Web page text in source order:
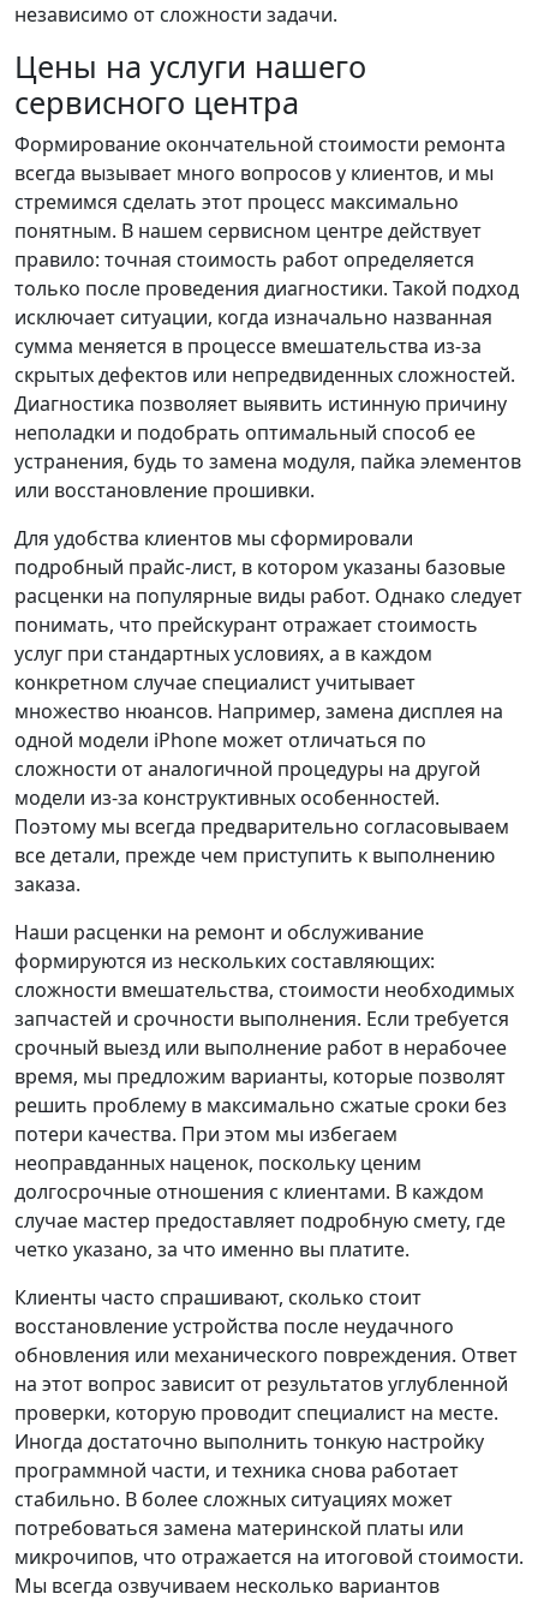
независимо от сложности задачи.
Цены на услуги нашего
сервисного центра
Формирование окончательной стоимости ремонта
всегда вызывает много вопросов у клиентов, и мы
стремимся сделать этот процесс максимально
понятным. В нашем сервисном центре действует
правило: точная стоимость работ определяется
только после проведения диагностики. Такой подход
исключает ситуации, когда изначально названная
сумма меняется в процессе вмешательства из-за
скрытых дефектов или непредвиденных сложностей.
Диагностика позволяет выявить истинную причину
неполадки и подобрать оптимальный способ ее
устранения, будь то замена модуля, пайка элементов
или восстановление прошивки.
Для удобства клиентов мы сформировали
подробный прайс-лист, в котором указаны базовые
расценки на популярные виды работ. Однако следует
понимать, что прейскурант отражает стоимость
услуг при стандартных условиях, а в каждом
конкретном случае специалист учитывает
множество нюансов. Например, замена дисплея на
одной модели iPhone может отличаться по
сложности от аналогичной процедуры на другой
модели из-за конструктивных особенностей.
Поэтому мы всегда предварительно согласовываем
все детали, прежде чем приступить к выполнению
заказа.
Наши расценки на ремонт и обслуживание
формируются из нескольких составляющих:
сложности вмешательства, стоимости необходимых
запчастей и срочности выполнения. Если требуется
срочный выезд или выполнение работ в нерабочее
время, мы предложим варианты, которые позволят
решить проблему в максимально сжатые сроки без
потери качества. При этом мы избегаем
неоправданных наценок, поскольку ценим
долгосрочные отношения с клиентами. В каждом
случае мастер предоставляет подробную смету, где
четко указано, за что именно вы платите.
Клиенты часто спрашивают, сколько стоит
восстановление устройства после неудачного
обновления или механического повреждения. Ответ
на этот вопрос зависит от результатов углубленной
проверки, которую проводит специалист на месте.
Иногда достаточно выполнить тонкую настройку
программной части, и техника снова работает
стабильно. В более сложных ситуациях может
потребоваться замена материнской платы или
микрочипов, что отражается на итоговой стоимости.
Мы всегда озвучиваем несколько вариантов